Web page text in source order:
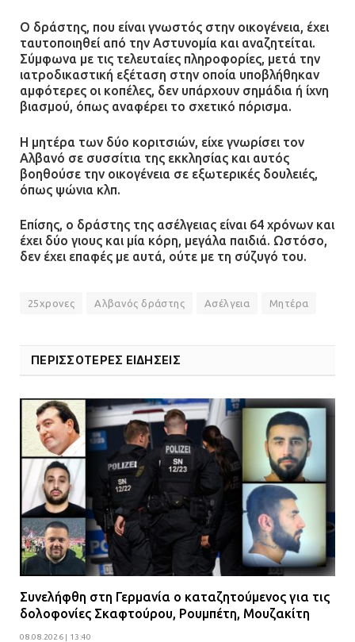
Ο δράστης, που είναι γνωστός στην οικογένεια, έχει
ταυτοποιηθεί από την Αστυνομία και αναζητείται.
Σύμφωνα με τις τελευταίες πληροφορίες, μετά την
ιατροδικαστική εξέταση στην οποία υποβλήθηκαν
αμφότερες οι κοπέλες, δεν υπάρχουν σημάδια ή ίχνη
βιασμού, όπως αναφέρει το σχετικό πόρισμα.
Η μητέρα των δύο κοριτσιών, είχε γνωρίσει τον
Αλβανό σε συσσίτια της εκκλησίας και αυτός
βοηθούσε την οικογένεια σε εξωτερικές δουλειές,
όπως ψώνια κλπ.
Επίσης, ο δράστης της ασέλγειας είναι 64 χρόνων και
έχει δύο γιους και μία κόρη, μεγάλα παιδιά. Ωστόσο,
δεν έχει επαφές με αυτά, ούτε με τη σύζυγό του.
25χρονες Αλβανός δράστης Ασέλγεια Μητέρα
ΠΕΡΙΣΣΟΤΕΡΕΣ ΕΙΔΗΣΕΙΣ
Συνελήφθη στη Γερμανία ο καταζητούμενος για τις
δολοφονίες Σκαφτούρου, Ρουμπέτη, Μουζακίτη
08.08.2026 | 13:40